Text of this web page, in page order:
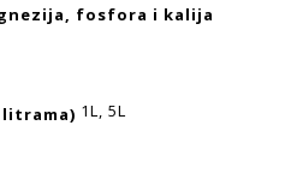
fosfora i kalija
litrama) 1L, 5L